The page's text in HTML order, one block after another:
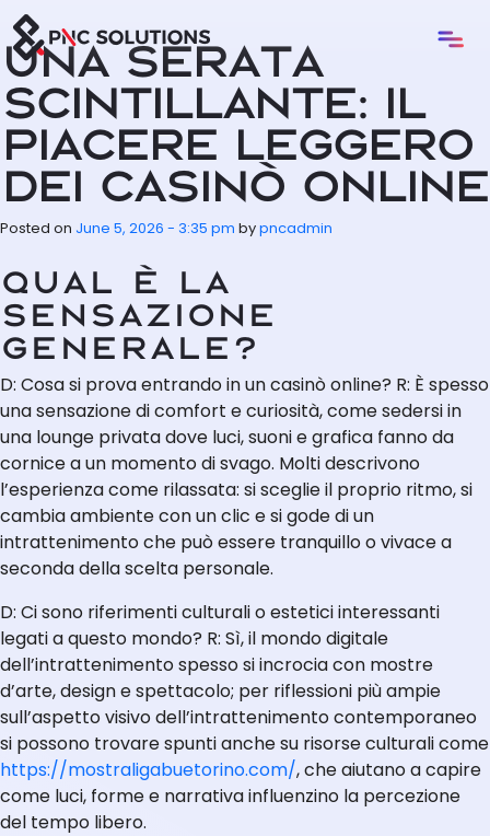
Skip to main content
Una serata
scintillante: il
piacere leggero
dei casinò online
Posted on June 5, 2026 - 3:35 pm bypncadmin
Qual è la
sensazione
generale?
D: Cosa si prova entrando in un casinò online? R: È spesso
una sensazione di comfort e curiosità, come sedersi in
una lounge privata dove luci, suoni e grafica fanno da
cornice a un momento di svago. Molti descrivono
l’esperienza come rilassata: si sceglie il proprio ritmo, si
cambia ambiente con un clic e si gode di un
intrattenimento che può essere tranquillo o vivace a
seconda della scelta personale.
D: Ci sono riferimenti culturali o estetici interessanti
legati a questo mondo? R: Sì, il mondo digitale
dell’intrattenimento spesso si incrocia con mostre
d’arte, design e spettacolo; per riflessioni più ampie
sull’aspetto visivo dell’intrattenimento contemporaneo
si possono trovare spunti anche su risorse culturali come
https://mostraligabuetorino.com/, che aiutano a capire
come luci, forme e narrativa influenzino la percezione
del tempo libero.